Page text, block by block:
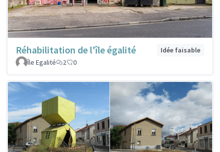
Réhabilitation de l'île égalité
Idée faisable
Île Egalité
2 0